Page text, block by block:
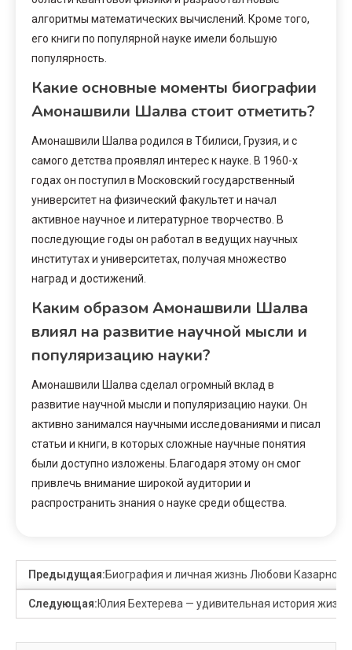
алгоритмы математических вычислений. Кроме того,
его книги по популярной науке имели большую
популярность.
Какие основные моменты биографии
Амонашвили Шалва стоит отметить?
Амонашвили Шалва родился в Тбилиси, Грузия, и с
самого детства проявлял интерес к науке. В 1960-х
годах он поступил в Московский государственный
университет на физический факультет и начал
активное научное и литературное творчество. В
последующие годы он работал в ведущих научных
институтах и университетах, получая множество
наград и достижений.
Каким образом Амонашвили Шалва
влиял на развитие научной мысли и
популяризацию науки?
Амонашвили Шалва сделал огромный вклад в
развитие научной мысли и популяризацию науки. Он
активно занимался научными исследованиями и писал
статьи и книги, в которых сложные научные понятия
были доступно изложены. Благодаря этому он смог
привлечь внимание широкой аудитории и
распространить знания о науке среди общества.
Предыдущая:Биография и личная жизнь Любови
Следующая:Юлия Бехтерева — удивительная история